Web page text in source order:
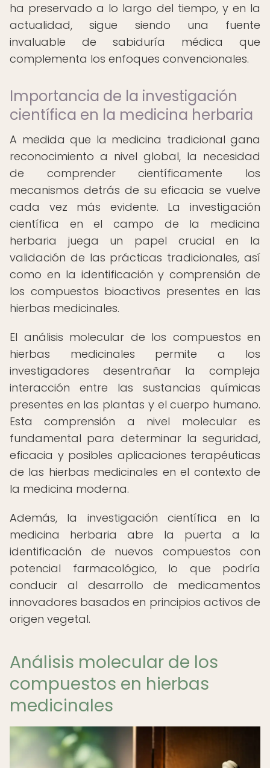
ha preservado a lo largo del tiempo, y en la
actualidad, sigue siendo una fuente
invaluable de sabiduría médica que
complementa los enfoques convencionales.
Importancia de la investigación
científica en la medicina herbaria
A medida que la medicina tradicional gana
reconocimiento a nivel global, la necesidad
de comprender científicamente los
mecanismos detrás de su eficacia se vuelve
cada vez más evidente. La investigación
científica en el campo de la medicina
herbaria juega un papel crucial en la
validación de las prácticas tradicionales, así
como en la identificación y comprensión de
los compuestos bioactivos presentes en las
hierbas medicinales.
El análisis molecular de los compuestos en
hierbas medicinales permite a los
investigadores desentrañar la compleja
interacción entre las sustancias químicas
presentes en las plantas y el cuerpo humano.
Esta comprensión a nivel molecular es
fundamental para determinar la seguridad,
eficacia y posibles aplicaciones terapéuticas
de las hierbas medicinales en el contexto de
la medicina moderna.
Además, la investigación científica en la
medicina herbaria abre la puerta a la
identificación de nuevos compuestos con
potencial farmacológico, lo que podría
conducir al desarrollo de medicamentos
innovadores basados en principios activos de
origen vegetal.
Análisis molecular de los
compuestos en hierbas
medicinales